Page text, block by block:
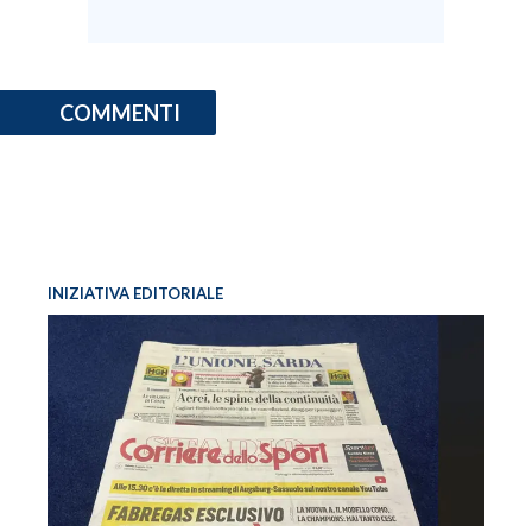
COMMENTI
INIZIATIVA EDITORIALE